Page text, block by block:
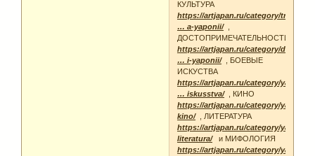
КУЛЬТУРА
https://artjapan.ru/category/tradiczii-
… a-yaponii/,
ДОСТОПРИМЕЧАТЕЛЬНОСТИ
https://artjapan.ru/category/
… i-yaponii/, БОЕВЫЕ
ИСКУСТВА
https://artjapan.ru/category/
… iskusstva/, КИНО
https://artjapan.ru/category/
kino/, ЛИТЕРАТУРА
https://artjapan.ru/category/
literatura/и МИФОЛОГИЯ
https://artjapan.ru/category/